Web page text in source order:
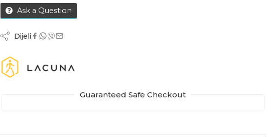
Ask a Question
Dijeli
Guaranteed Safe Checkout